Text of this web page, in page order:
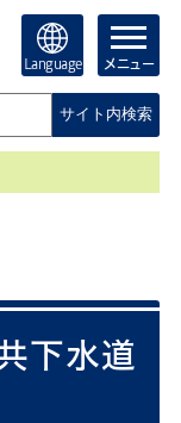
Language メニュー
サイト内検索
下水道